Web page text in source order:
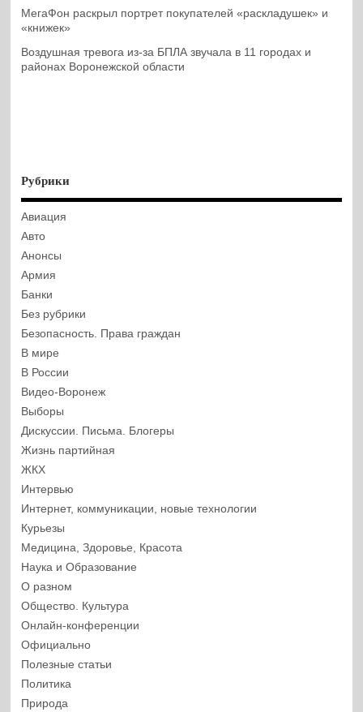
МегаФон раскрыл портрет покупателей «раскладушек» и
«книжек»
Воздушная тревога из-за БПЛА звучала в 11 городах и
районах Воронежской области
Рубрики
Авиация
Авто
Анонсы
Армия
Банки
Без рубрики
Безопасность. Права граждан
В мире
В России
Видео-Воронеж
Выборы
Дискуссии. Письма. Блогеры
Жизнь партийная
ЖКХ
Интервью
Интернет, коммуникации, новые технологии
Курьезы
Медицина, Здоровье, Красота
Наука и Образование
О разном
Общество. Культура
Онлайн-конференции
Официально
Полезные статьи
Политика
Природа